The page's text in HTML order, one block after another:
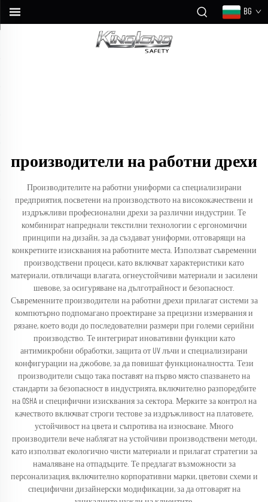
BG
производители на работни дрехи
Производителите на работни униформи са специализирани
предприятия, посветени на производството на висококачествени и
издръжливи професионални дрехи за различни индустрии. Те
комбинират напреднали текстилни технологии с ергономични
принципи на дизайн, за да създават униформи, отговарящи на
конкретните изисквания на работните места. Използват съвременни
производствени процеси, като включват характеристики като
материали, отвличащи влагата, огнеустойчиви материали и засилени
шевове, за осигуряване на дълготрайност и безопасност.
Съвременните производители на работни дрехи прилагат системи за
компютърно подпомагано проектиране за прецизни измервания и
рязане, което води до последователни размери при големи серийни
производство. Те интегрират иновативни функции като
антимикробни обработки, защита от UV лъчи и специализирани
конфигурации на джобове, за да повишат функционалността. Тези
производители също така поставят на първо място спазването на
стандарти за безопасност в индустрията, включително разпоредбите
на OSHA и специфични изисквания за сектора. Мерките за контрол на
качеството включват строги тестове за издръжливост на платовете,
устойчивост на цвета и съпротива на износване. Много
производители вече наблягат на устойчиви производствени методи,
като използват екологично чисти материали и прилагат стратегии за
намаляване на отпадъците. Те предлагат възможности за
персонализация, включително корпоративни марки, цветови схеми и
специфични дизайнерски модификации, за да отговарят на